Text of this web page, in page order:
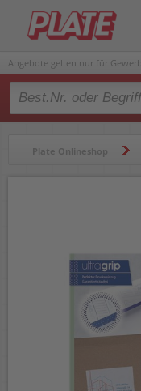
Angebote gelten nur für
Type 2 or more characters
Plate Onlineshop